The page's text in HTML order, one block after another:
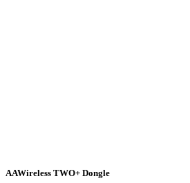
AAWireless TWO+ Dongle